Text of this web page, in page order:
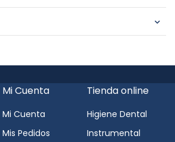
Mi Cuenta
Mi Cuenta
Mis Pedidos
Tienda online
Higiene Dental
Instrumental